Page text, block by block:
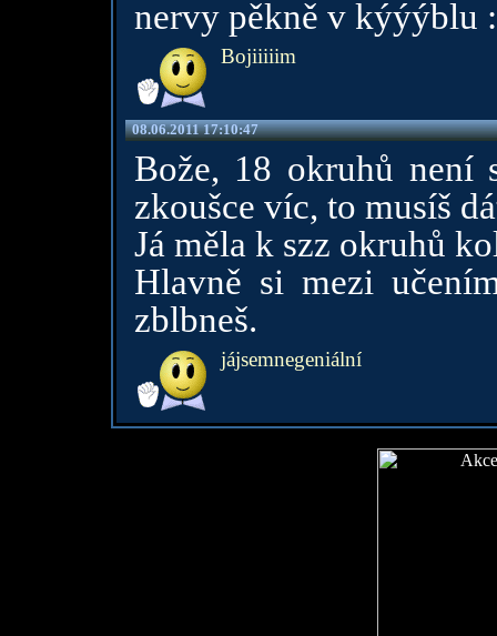
nervy pěkně v kýýýblu
Bojiiiiim
08.06.2011 17:10:47
Bože, 18 okruhů není
zkoušce víc, to musíš
Já měla k szz okruhů
Hlavně si mezi
zblbneš.
jájsemnegeniální